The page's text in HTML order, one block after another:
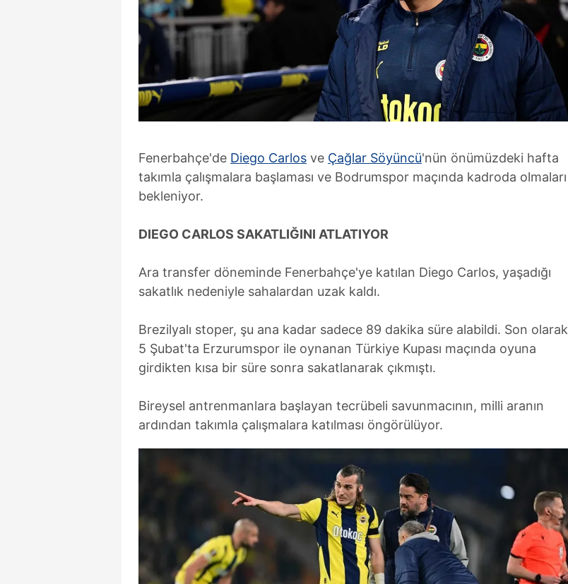
Fenerbahçe'de Diego Carlos ve Çağlar Söyüncü'nün önümüzdeki hafta
takımla çalışmalara başlaması ve Bodrumspor maçında kadroda olmaları
bekleniyor.
DIEGO CARLOS SAKATLIĞINI ATLATIYOR
Ara transfer döneminde Fenerbahçe'ye katılan Diego Carlos, yaşadığı
sakatlık nedeniyle sahalardan uzak kaldı.
Brezilyalı stoper, şu ana kadar sadece 89 dakika süre alabildi. Son olarak
5 Şubat'ta Erzurumspor ile oynanan Türkiye Kupası maçında oyuna
girdikten kısa bir süre sonra sakatlanarak çıkmıştı.
Bireysel antrenmanlara başlayan tecrübeli savunmacının, milli aranın
ardından takımla çalışmalara katılması öngörülüyor.